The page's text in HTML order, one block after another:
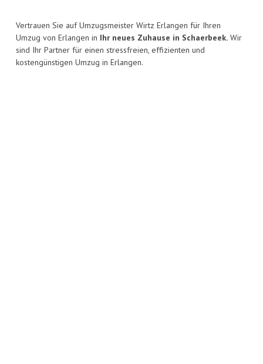
Vertrauen Sie auf Umzugsmeister Wirtz Erlangen für Ihren
Umzug von Erlangen in Ihr neues Zuhause in Schaerbeek. Wir
sind Ihr Partner für einen stressfreien, effizienten und
kostengünstigen Umzug in Erlangen.